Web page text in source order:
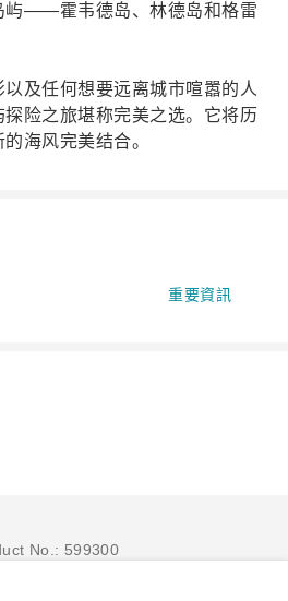
屿——霍韦德岛、林德岛和格雷
及任何想要远离城市喧嚣的人
险之旅堪称完美之选。它将历
海风完美结合。
重要資訊
No.: 599300